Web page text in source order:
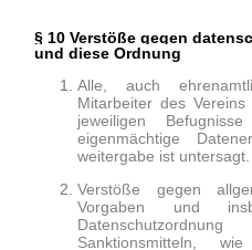
§ 10 Verstöße gegen
und diese Ordnung
Alle, auch
Mitarbeiter des
jeweiligen
eigenmächtige
weitergabe ist untersagt.
Verstöße gegen
Vorgaben und
Sanktionsmitteln,